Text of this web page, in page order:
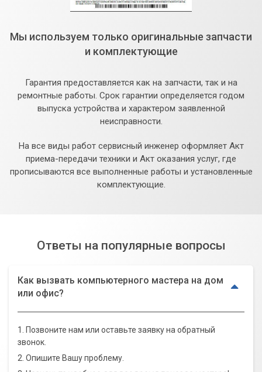
Мы используем только оригинальные запчасти
и комплектующие
Гарантия предоставляется как на запчасти, так и на
ремонтные работы. Срок гарантии определяется годом
выпуска устройства и характером заявленной
неисправности.
На все виды работ сервисный инженер оформляет Акт
приема-передачи техники и Акт оказания услуг, где
прописываются все выполненные работы и установленные
комплектующие.
Ответы на популярные вопросы
Как вызвать компьютерного мастера на дом
или офис?
1. Позвоните нам или оставьте заявку на обратный
звонок.
2. Опишите Вашу проблему.